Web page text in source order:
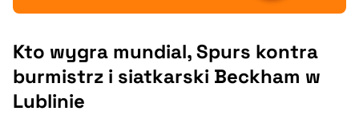
Kto wygra mundial, Spurs kontra
burmistrz i siatkarski Beckham w
Lublinie